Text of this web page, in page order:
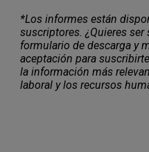
*Los informes están
suscriptores. ¿Quieres ser
formulario de descarga y
aceptación para
la información más
laboral y los recursos